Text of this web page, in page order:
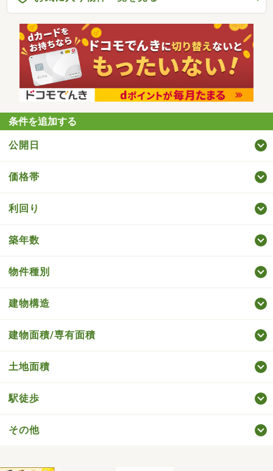
条件を追加する
公開日
価格帯
利回り
築年数
物件種別
建物構造
建物面積/専有面積
土地面積
駅徒歩
その他